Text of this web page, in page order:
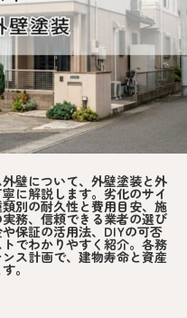
壁について、外壁塗装と外
に解説します。劣化のサイ
別の耐久性と費用目安、施
務、信頼できる業者の選び
保証の活用法、DIYの可否
でわかりやすく紹介。各務
ス計画で、建物寿命と資産
。